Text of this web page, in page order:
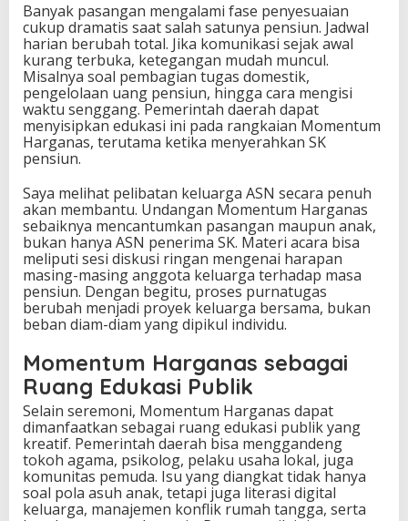
Banyak pasangan mengalami fase penyesuaian
cukup dramatis saat salah satunya pensiun. Jadwal
harian berubah total. Jika komunikasi sejak awal
kurang terbuka, ketegangan mudah muncul.
Misalnya soal pembagian tugas domestik,
pengelolaan uang pensiun, hingga cara mengisi
waktu senggang. Pemerintah daerah dapat
menyisipkan edukasi ini pada rangkaian Momentum
Harganas, terutama ketika menyerahkan SK
pensiun.
Saya melihat pelibatan keluarga ASN secara penuh
akan membantu. Undangan Momentum Harganas
sebaiknya mencantumkan pasangan maupun anak,
bukan hanya ASN penerima SK. Materi acara bisa
meliputi sesi diskusi ringan mengenai harapan
masing-masing anggota keluarga terhadap masa
pensiun. Dengan begitu, proses purnatugas
berubah menjadi proyek keluarga bersama, bukan
beban diam-diam yang dipikul individu.
Momentum Harganas sebagai
Ruang Edukasi Publik
Selain seremoni, Momentum Harganas dapat
dimanfaatkan sebagai ruang edukasi publik yang
kreatif. Pemerintah daerah bisa menggandeng
tokoh agama, psikolog, pelaku usaha lokal, juga
komunitas pemuda. Isu yang diangkat tidak hanya
soal pola asuh anak, tetapi juga literasi digital
keluarga, manajemen konflik rumah tangga, serta